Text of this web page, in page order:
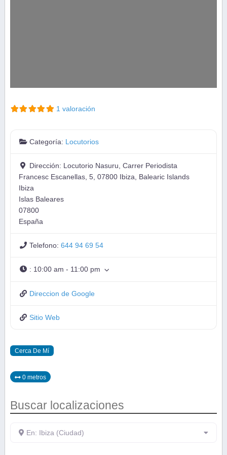
1 valoración
Categoría: Locutorios
Dirección: Locutorio Nasuru, Carrer Periodista
Francesc Escanellas, 5, 07800 Ibiza, Balearic Islands
Ibiza
Islas Baleares
07800
España
Telefono:644 94 69 54
: 10:00 am - 11:00 pm
Direccion de Google
Sitio Web
Cerca De Mí
0 metros
Buscar localizaciones
En: Ibiza (Ciudad)